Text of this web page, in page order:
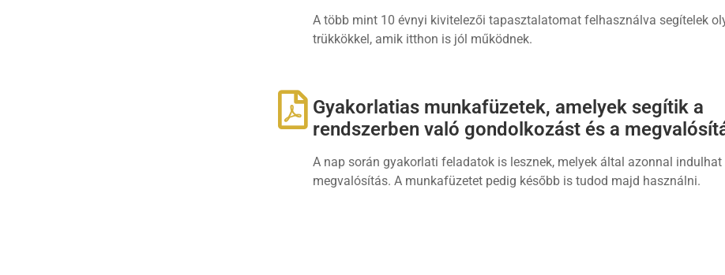
A több mint 10 évnyi kivitelezői tapasztalatomat felhasználva segítelek
trükkökkel, amik itthon is jól működnek.
Gyakorlatias munkafüzetek, amelyek segítik a
rendszerben való gondolkozást és a
A nap során gyakorlati feladatok is lesznek, melyek által azonnal indulhat
megvalósítás. A munkafüzetet pedig később is tudod majd használni.